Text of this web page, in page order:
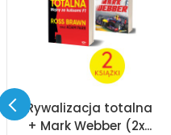
Rywalizacja totalna
+ Mark Webber (2x...